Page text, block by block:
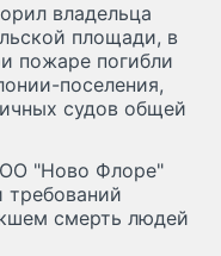
владельца
площади, в
пожаре погибли
поселения,
судов общей
"Ново Флоре"
требований
смерть людей